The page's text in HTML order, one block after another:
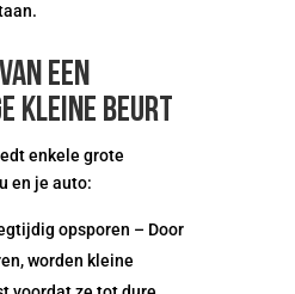
een
kleine beurt
enkele grote
en je auto:
opsporen – Door
worden kleine